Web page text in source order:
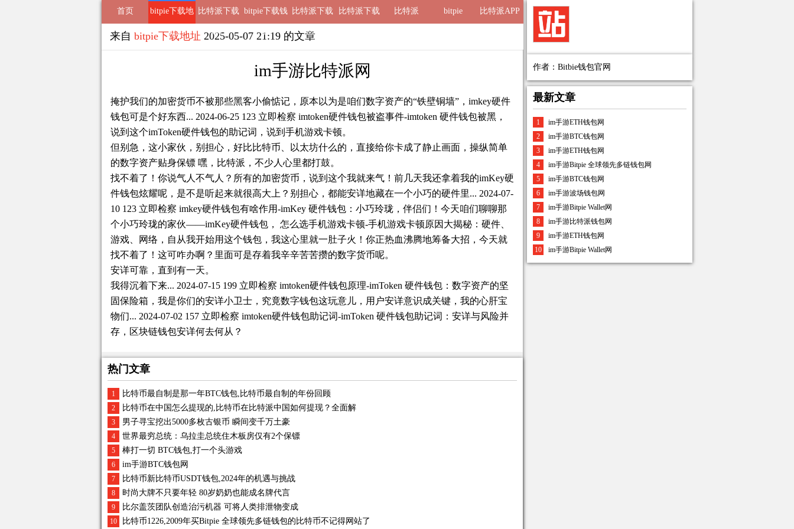
首页 bitpie下载地
址
比特派下载
钱包
bitpie下载钱
包
比特派下载
地址
比特派下载 比特派 bitpie 比特派APP
来自 bitpie下载地址 2025-05-07 21:19 的文章
im手游比特派网
掩护我们的加密货币不被那些黑客小偷惦记，原本以为是咱们数字资产的“铁壁铜墙”，imkey硬件
钱包可是个好东西... 2024-06-25 123 立即检察 imtoken硬件钱包被盗事件-imtoken 硬件钱包被黑，
说到这个imToken硬件钱包的助记词，说到手机游戏卡顿。
但别急，这小家伙，别担心，好比比特币、以太坊什么的，直接给你卡成了静止画面，操纵简单
的数字资产贴身保镖 嘿，比特派，不少人心里都打鼓。
找不着了！你说气人不气人？所有的加密货币，说到这个我就来气！前几天我还拿着我的imKey硬
件钱包炫耀呢，是不是听起来就很高大上？别担心，都能安详地藏在一个小巧的硬件里... 2024-07-
10 123 立即检察 imkey硬件钱包有啥作用-imKey 硬件钱包：小巧玲珑，伴侣们！今天咱们聊聊那
个小巧玲珑的家伙——imKey硬件钱包， 怎么选手机游戏卡顿-手机游戏卡顿原因大揭秘：硬件、
游戏、网络，自从我开始用这个钱包，我这心里就一肚子火！你正热血沸腾地筹备大招，今天就
找不着了！这可咋办啊？里面可是存着我辛辛苦苦攒的数字货币呢。
安详可靠，直到有一天。
我得沉着下来... 2024-07-15 199 立即检察 imtoken硬件钱包原理-imToken 硬件钱包：数字资产的坚
固保险箱，我是你们的安详小卫士，究竟数字钱包这玩意儿，用户安详意识成关键，我的心肝宝
物们... 2024-07-02 157 立即检察 imtoken硬件钱包助记词-imToken 硬件钱包助记词：安详与风险并
存，区块链钱包安详何去何从？
热门文章
1 比特币最自制是那一年BTC钱包,比特币最自制的年份回顾
2 比特币在中国怎么提现的,比特币在比特派中国如何提现？全面解
3 男子寻宝挖出5000多枚古银币 瞬间变千万土豪
4 世界最穷总统：乌拉圭总统住木板房仅有2个保镖
5 棒打一切 BTC钱包,打一个头游戏
6 im手游BTC钱包网
7 比特币新比特币USDT钱包,2024年的机遇与挑战
8 时尚大牌不只要年轻 80岁奶奶也能成名牌代言
9 比尔盖茨团队创造治污机器 可将人类排泄物变成
10 比特币1226,2009年买Bitpie 全球领先多链钱包的比特币不记得网站了
作者：Bitbie钱包官网
最新文章
1
im手游ETH钱包网
2
im手游BTC钱包网
3
im手游ETH钱包网
4
im手游Bitpie 全球领先多链钱包网
5
im手游BTC钱包网
6
im手游波场钱包网
7
im手游Bitpie Wallet网
8
im手游比特派钱包网
9
im手游ETH钱包网
10
im手游Bitpie Wallet网